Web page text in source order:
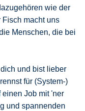
wie der
Fisch macht uns
Menschen, die bei
und bist lieber
für (System-)
Job mit 'ner
und spannenden